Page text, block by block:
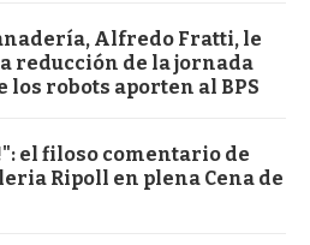
Alfredo Fratti, le
reducción de la jornada
los robots aporten al BPS
el filoso comentario de
Ripoll en plena Cena de